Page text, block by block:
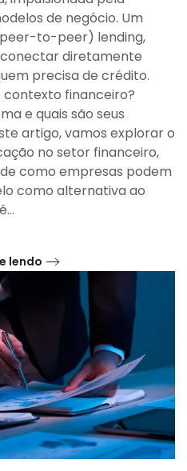
de negócio. Um
to-peer) lending,
diretamente
precisa de crédito.
contexto financeiro?
e quais são seus
artigo, vamos explorar o
no setor financeiro,
como empresas podem
como alternativa ao
lendo